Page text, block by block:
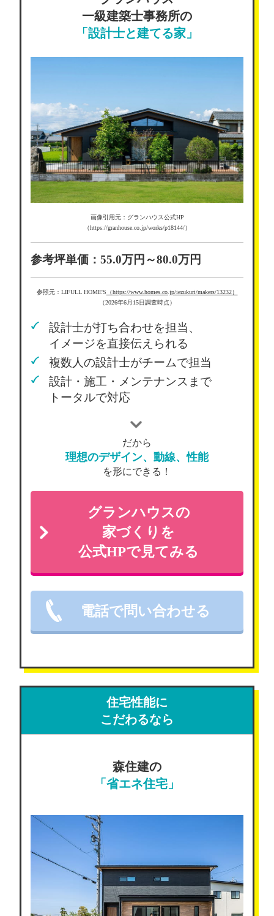
一級建築士事務所の
「設計士と建てる家」
画像引用元：グランハウス公式HP
（https://granhouse.co.jp/works/p18144/）
参考坪単価：55.0万円～80.0万円
参照元：LIFULL HOME'S （https://www.homes.co.jp/iezukuri/makers/13232）
（2026年6月15日調査時点）
設計士が打ち合わせを担当、
イメージを直接伝えられる
複数人の設計士がチームで担当
設計・施工・メンテナンスまで
トータルで対応
だから
理想のデザイン、動線、性能
を形にできる！
グランハウスの
家づくりを
公式HPで見てみる
電話で問い合わせる
住宅性能に
こだわるなら
森住建の
「省エネ住宅」